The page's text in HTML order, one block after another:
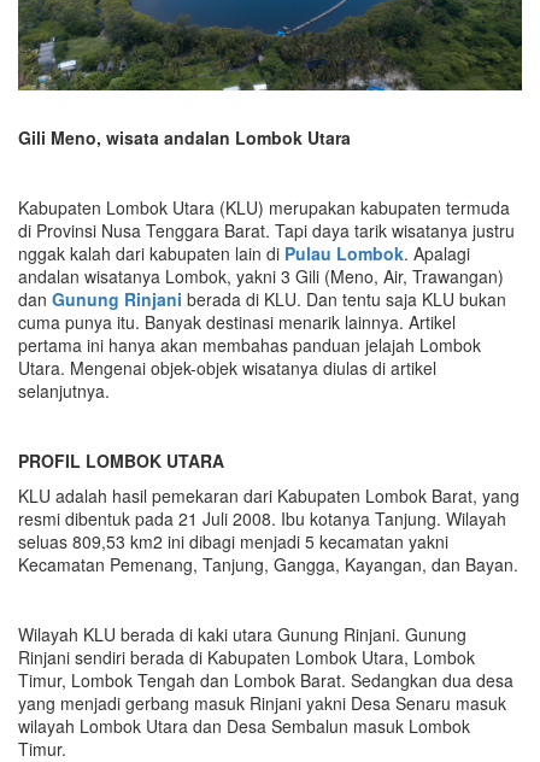
Gili Meno, wisata andalan Lombok Utara
Kabupaten Lombok Utara (KLU) merupakan kabupaten termuda
di Provinsi Nusa Tenggara Barat. Tapi daya tarik wisatanya justru
nggak kalah dari kabupaten lain di Pulau Lombok. Apalagi
andalan wisatanya Lombok, yakni 3 Gili (Meno, Air, Trawangan)
dan Gunung Rinjani berada di KLU. Dan tentu saja KLU bukan
cuma punya itu. Banyak destinasi menarik lainnya. Artikel
pertama ini hanya akan membahas panduan jelajah Lombok
Utara. Mengenai objek-objek wisatanya diulas di artikel
selanjutnya.
PROFIL LOMBOK UTARA
KLU adalah hasil pemekaran dari Kabupaten Lombok Barat, yang
resmi dibentuk pada 21 Juli 2008. Ibu kotanya Tanjung. Wilayah
seluas 809,53 km2 ini dibagi menjadi 5 kecamatan yakni
Kecamatan Pemenang, Tanjung, Gangga, Kayangan, dan Bayan.
Wilayah KLU berada di kaki utara Gunung Rinjani. Gunung
Rinjani sendiri berada di Kabupaten Lombok Utara, Lombok
Timur, Lombok Tengah dan Lombok Barat. Sedangkan dua desa
yang menjadi gerbang masuk Rinjani yakni Desa Senaru masuk
wilayah Lombok Utara dan Desa Sembalun masuk Lombok
Timur.